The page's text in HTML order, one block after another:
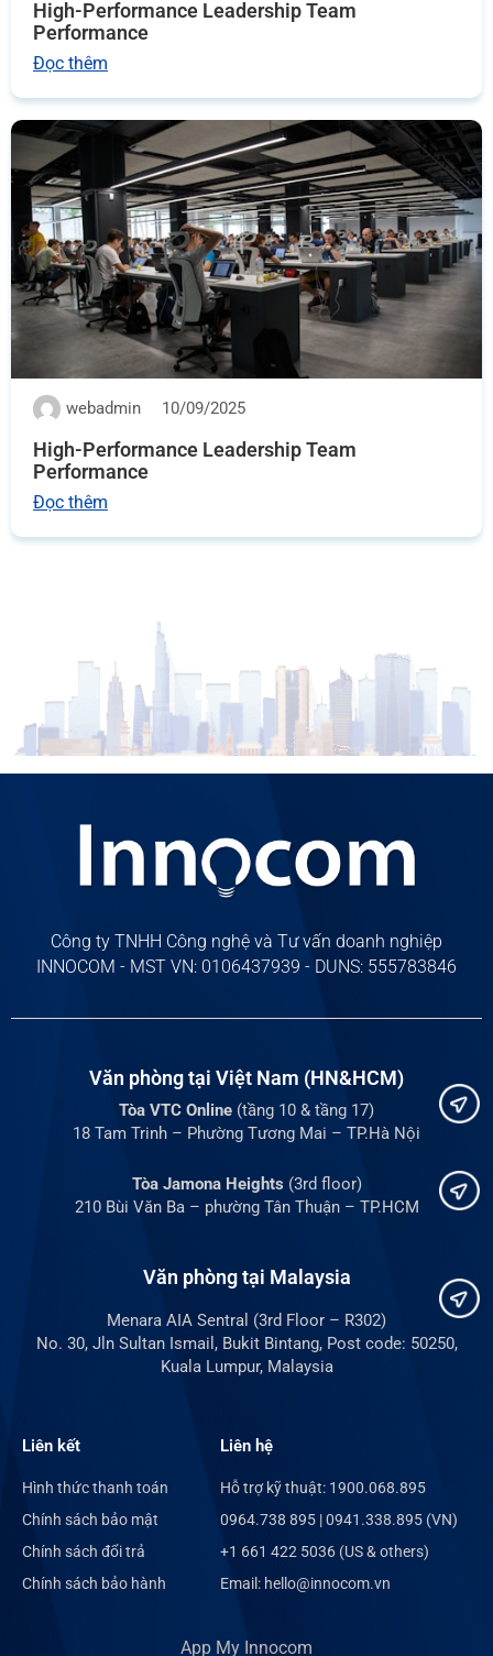
High-Performance Leadership Team
Performance
Đọc thêm
webadmin 10/09/2025
High-Performance Leadership Team
Performance
Đọc thêm
Công ty TNHH Công nghệ và Tư vấn doanh nghiệp
INNOCOM - MST VN: 0106437939 - DUNS: 555783846
Văn phòng tại Việt Nam (HN&HCM)
Tòa VTC Online (tầng 10 & tầng 17)
18 Tam Trinh – Phường Tương Mai – TP.Hà Nội
Tòa Jamona Heights (3rd floor)
210 Bùi Văn Ba – phường Tân Thuận – TP.HCM
Văn phòng tại Malaysia
Menara AIA Sentral (3rd Floor – R302)
No. 30, Jln Sultan Ismail, Bukit Bintang, Post code: 50250,
Kuala Lumpur, Malaysia
Liên kết
Hình thức thanh toán
Chính sách bảo mật
Chính sách đổi trả
Chính sách bảo hành
Liên hệ
Hỗ trợ kỹ thuật: 1900.068.895
0964.738 895 | 0941.338.895 (VN)
+1 661 422 5036 (US & others)
Email: hello@innocom.vn
App My Innocom